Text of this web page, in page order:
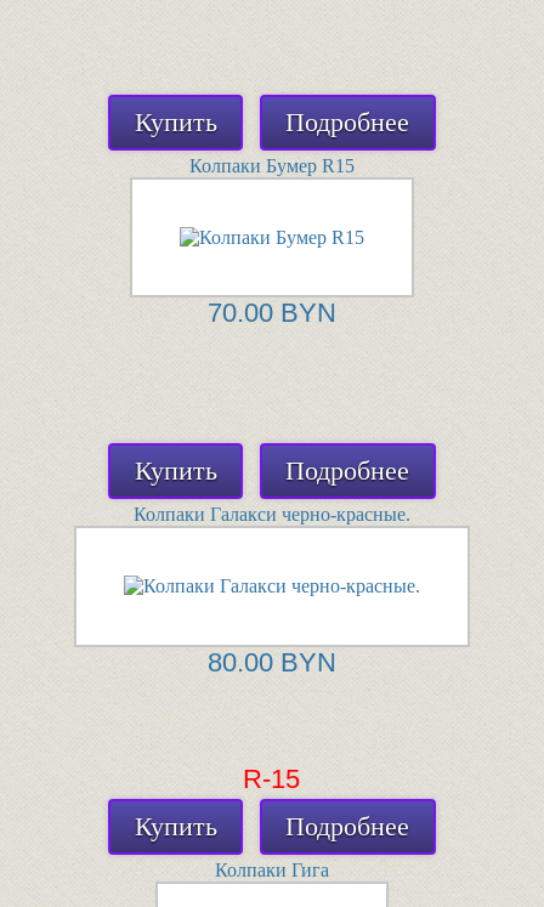
Купить Подробнее
Колпаки Бумер R15
70.00 BYN
Купить Подробнее
Колпаки Галакси черно-красные.
80.00 BYN
R-15
Купить
Подробнее
Колпаки Гига